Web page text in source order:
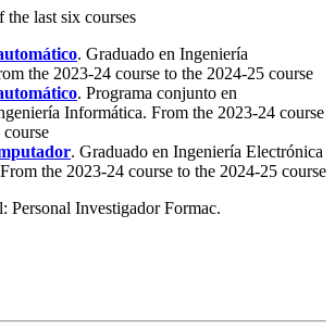
last six courses
. Graduado en Ingeniería
the 2023-24 course to the 2024-25 course
. Programa conjunto en
Informática. From the 2023-24 course
. Graduado en Ingeniería Electrónica
the 2023-24 course to the 2024-25 course
Personal Investigador Formac.